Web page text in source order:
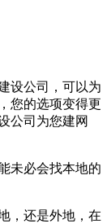
设公司，可以为
您的选项变得更
公司为您建网
未必会找本地的
，还是外地，在